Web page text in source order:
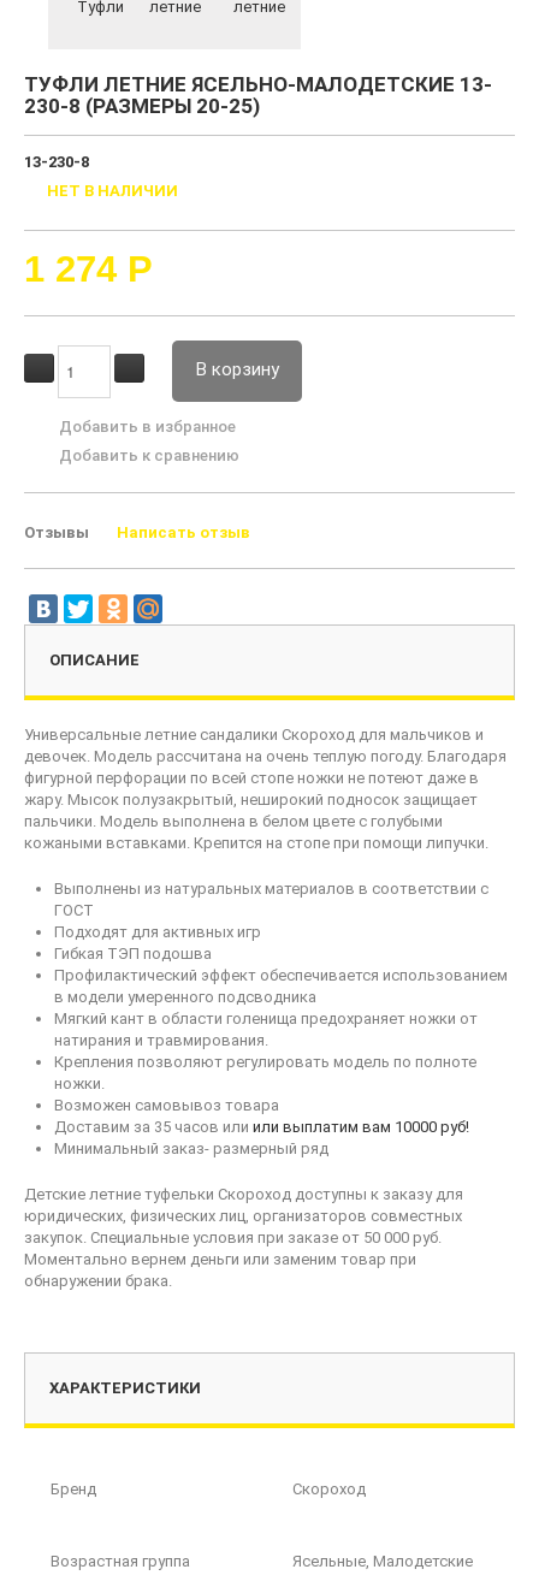
ТУФЛИ ЛЕТНИЕ ЯСЕЛЬНО-МАЛОДЕТСКИЕ 13-
230-8 (РАЗМЕРЫ 20-25)
13-230-8
НЕТ В НАЛИЧИИ
1 274 Р
В корзину
Добавить в избранное
Добавить к сравнению
Отзывы Написать отзыв
ОПИСАНИЕ
Универсальные летние сандалики Скороход для мальчиков и
девочек. Модель рассчитана на очень теплую погоду. Благодаря
фигурной перфорации по всей стопе ножки не потеют даже в
жару. Мысок полузакрытый, неширокий подносок защищает
пальчики. Модель выполнена в белом цвете с голубыми
кожаными вставками. Крепится на стопе при помощи липучки.
Выполнены из натуральных материалов в соответствии с
ГОСТ
Подходят для активных игр
Гибкая ТЭП подошва
Профилактический эффект обеспечивается использованием
в модели умеренного подсводника
Мягкий кант в области голенища предохраняет ножки от
натирания и травмирования.
Крепления позволяют регулировать модель по полноте
ножки.
Возможен самовывоз товара
Доставим за 35 часов или или выплатим вам 10000 руб!
Минимальный заказ- размерный ряд
Детские летние туфельки Скороход доступны к заказу для
юридических, физических лиц, организаторов совместных
закупок. Специальные условия при заказе от 50 000 руб.
Моментально вернем деньги или заменим товар при
обнаружении брака.
ХАРАКТЕРИСТИКИ
Бренд Скороход
Возрастная группа Ясельные, Малодетские